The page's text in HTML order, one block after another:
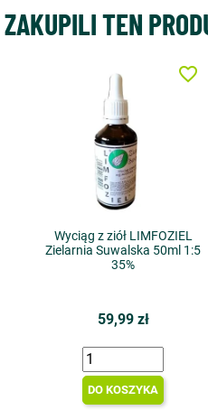
TEN
Wyciąg z ziół LIMFOZIEL
Zielarnia Suwalska 50ml 1:5
35%
59,99 zł
DO KOSZYKA
favorite_border